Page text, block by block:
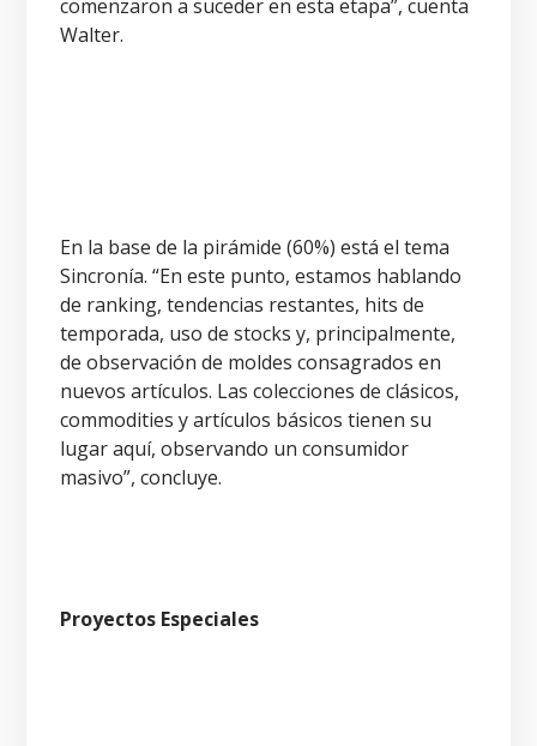
comenzaron a suceder en esta etapa”, cuenta
Walter.
En la base de la pirámide (60%) está el tema
Sincronía. “En este punto, estamos hablando
de ranking, tendencias restantes, hits de
temporada, uso de stocks y, principalmente,
de observación de moldes consagrados en
nuevos artículos. Las colecciones de clásicos,
commodities y artículos básicos tienen su
lugar aquí, observando un consumidor
masivo”, concluye.
Proyectos Especiales